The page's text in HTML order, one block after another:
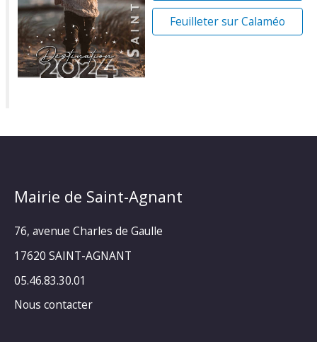
Feuilleter sur Calaméo
Mairie de Saint-Agnant
76, avenue Charles de Gaulle
17620 SAINT-AGNANT
05.46.83.30.01
Nous contacter